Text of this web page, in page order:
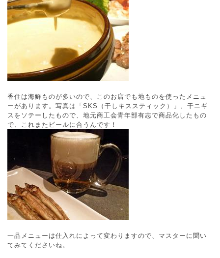
香住は海鮮ものが多いので、このお店でも地ものを使ったメニュ
ーがあります。写真は「SKS（干しキススティック）」、干ニギ
スをソテーしたもので、地元商工会青年部有志で商品化したもの
で、これまたビールに合うんです！
一品メニューは仕入れによって変わりますので、マスターに聞い
てみてくださいね。